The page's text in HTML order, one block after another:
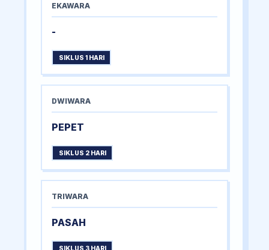
EKAWARA
-
SIKLUS 1 HARI
DWIWARA
PEPET
SIKLUS 2 HARI
TRIWARA
PASAH
SIKLUS 3 HARI